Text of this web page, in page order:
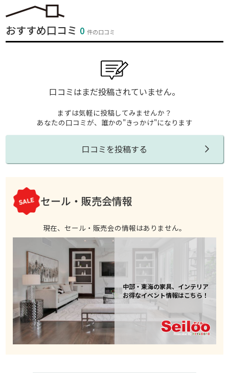
おすすめ口コミ 0件の口コミ
口コミはまだ投稿されていません。
まずは気軽に投稿してみませんか？
あなたの口コミが、誰かの"きっかけ"になります
口コミを投稿する
セール・販売会情報
現在、セール・販売会の情報はありません。
中部・東海の家具、インテリア
お得なイベント情報はこちら！